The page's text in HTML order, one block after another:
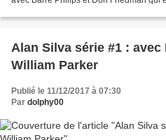
Alan Silva série #1 :
William Parker
Publié le 11/12/2017 à 07:30
Par dolphy00